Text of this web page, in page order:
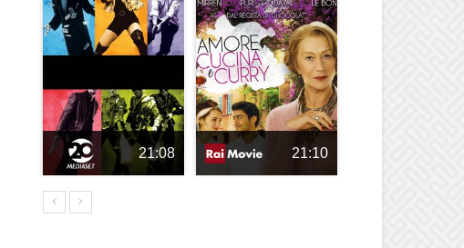
21:08 21:10